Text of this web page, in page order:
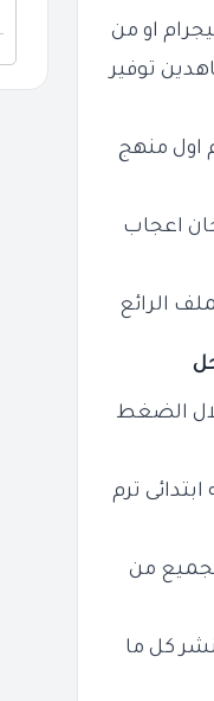
او من
توفير
اول منهج
اعجاب
الرائع
الضغط
ترم
من
كل ما